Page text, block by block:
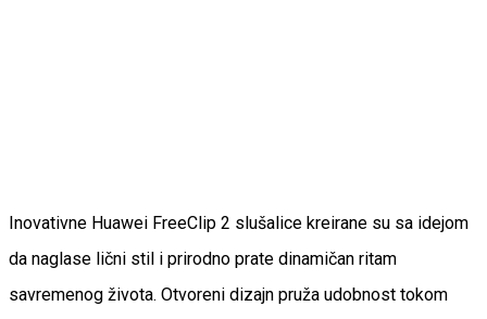
Inovativne Huawei FreeClip 2 slušalice kreirane su sa idejom
da naglase lični stil i prirodno prate dinamičan ritam
savremenog života. Otvoreni dizajn pruža udobnost tokom